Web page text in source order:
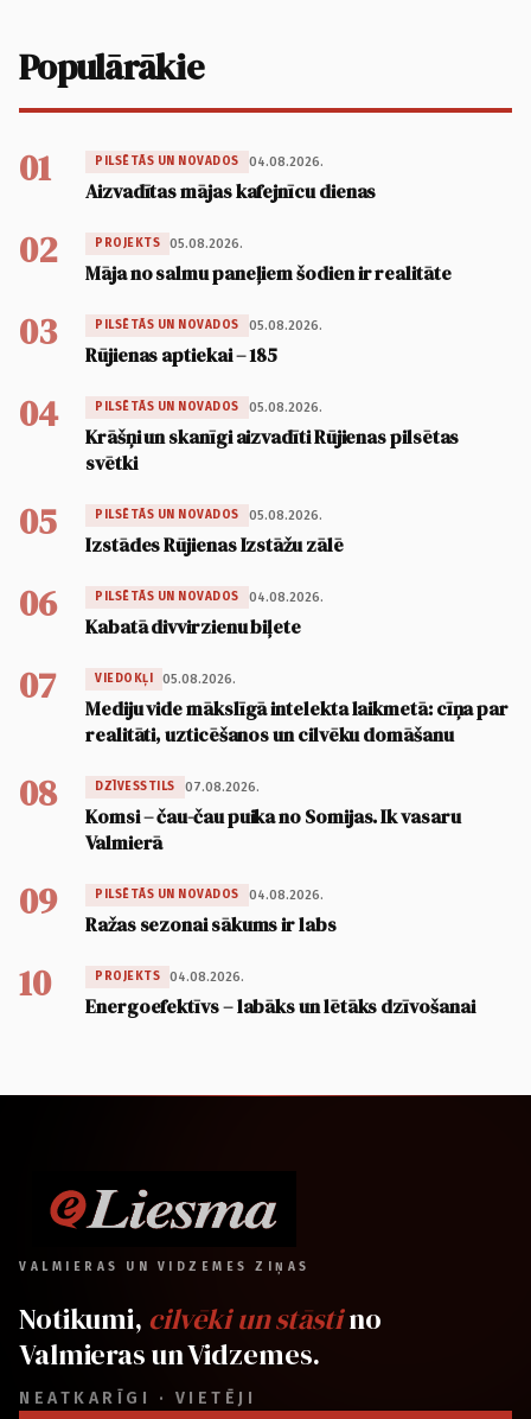
Populārākie
01 PILSĒTĀS UN NOVADOS 04.08.2026.
Aizvadītas mājas kafejnīcu dienas
02 PROJEKTS 05.08.2026.
Māja no salmu paneļiem šodien ir realitāte
03 PILSĒTĀS UN NOVADOS 05.08.2026.
Rūjienas aptiekai – 185
04 PILSĒTĀS UN NOVADOS 05.08.2026.
Krāšņi un skanīgi aizvadīti Rūjienas pilsētas
svētki
05 PILSĒTĀS UN NOVADOS 05.08.2026.
Izstādes Rūjienas Izstāžu zālē
06 PILSĒTĀS UN NOVADOS 04.08.2026.
Kabatā divvirzienu biļete
07 VIEDOKĻI 05.08.2026.
Mediju vide mākslīgā intelekta laikmetā: cīņa par
realitāti, uzticēšanos un cilvēku domāšanu
08 DZĪVESSTILS 07.08.2026.
Komsi – čau-čau puika no Somijas. Ik vasaru
Valmierā
09 PILSĒTĀS UN NOVADOS 04.08.2026.
Ražas sezonai sākums ir labs
10 PROJEKTS 04.08.2026.
Energoefektīvs – labāks un lētāks dzīvošanai
VALMIERAS UN VIDZEMES ZIŅAS
Notikumi, cilvēki un stāstino
Valmieras un Vidzemes.
NEATKARĪGI · VIETĒJI